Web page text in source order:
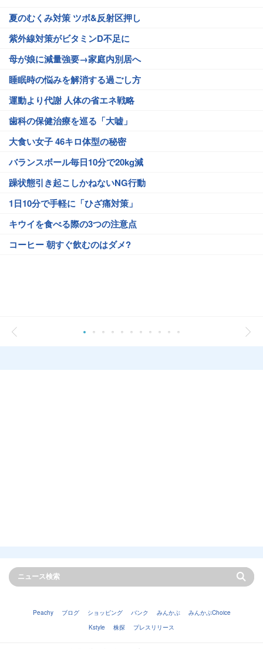
夏のむくみ対策 ツボ&反射区押し
紫外線対策がビタミンD不足に
母が娘に減量強要→家庭内別居へ
睡眠時の悩みを解消する過ごし方
運動より代謝 人体の省エネ戦略
歯科の保健治療を巡る「大嘘」
大食い女子 46キロ体型の秘密
バランスボール毎日10分で20kg減
躁状態引き起こしかねないNG行動
1日10分で手軽に「ひざ痛対策」
キウイを食べる際の3つの注意点
コーヒー 朝すぐ飲むのはダメ?
Peachy ブログ ショッピング バンク みんかぶ
みんかぶChoice
Kstyle
株探 プレスリリース